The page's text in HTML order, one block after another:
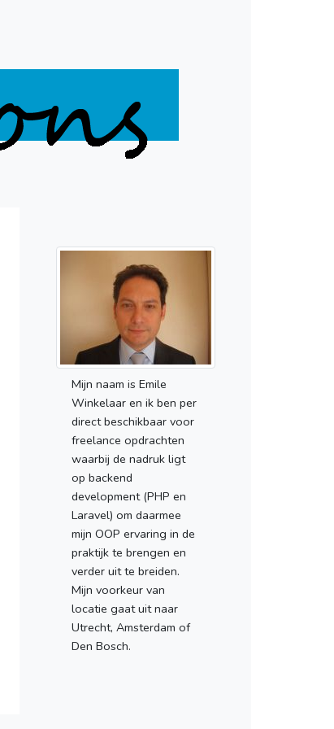
Mijn naam is Emile
Winkelaar en ik ben per
direct beschikbaar voor
freelance opdrachten
waarbij de nadruk ligt
op backend
development (PHP en
Laravel) om daarmee
mijn OOP ervaring in de
praktijk te brengen en
verder uit te breiden.
Mijn voorkeur van
locatie gaat uit naar
Utrecht, Amsterdam of
Den Bosch.